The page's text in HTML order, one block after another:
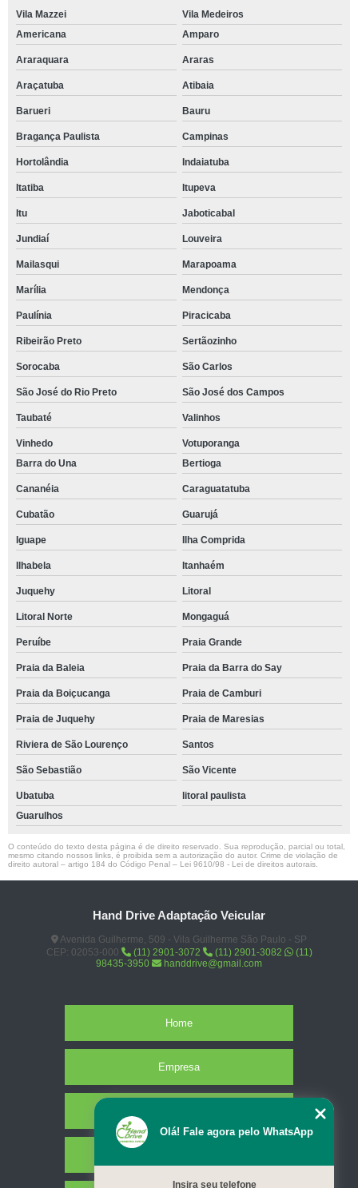
Vila Mazzei
Vila Medeiros
Americana
Amparo
Araraquara Araras
Araçatuba Atibaia
Barueri Bauru
Bragança Paulista Campinas
Hortolândia Indaiatuba
Itatiba Itupeva
Itu Jaboticabal
Jundiaí Louveira
Mailasqui Marapoama
Marília Mendonça
Paulínia Piracicaba
Ribeirão Preto Sertãozinho
Sorocaba São Carlos
São José do Rio Preto São José dos Campos
Taubaté Valinhos
Vinhedo
Votuporanga
Barra do Una
Bertioga
Cananéia Caraguatatuba
Cubatão Guarujá
Iguape Ilha Comprida
Ilhabela Itanhaém
Juquehy Litoral
Litoral Norte Mongaguá
Peruíbe Praia Grande
Praia da Baleia Praia da Barra do Say
Praia da Boiçucanga Praia de Camburi
Praia de Juquehy Praia de Maresias
Riviera de São Lourenço Santos
São Sebastião São Vicente
Ubatuba
litoral paulista
Guarulhos
O conteúdo do texto desta página é de direito reservado. Sua reprodução, parcial ou total,
mesmo citando nossos links, é proibida sem a autorização do autor. Crime de violação de
direito autoral – artigo 184 do Código Penal – Lei 9610/98 - Lei de direitos autorais
Hand Drive Adaptação Veicular
Avenida Guilherme, 509 - Vila Guilherme São Paulo - SP
CEP: 02053-000
(11) 2901-3072 (11) 2901-3082
(11)
98435-3950
handdrive@gmail.com
Home
Empresa
Olá! Fale agora pelo WhatsApp
Insira seu telefone